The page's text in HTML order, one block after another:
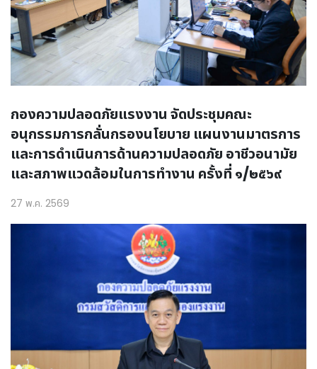
กองความปลอดภัยแรงงาน จัดประชุมคณะ
อนุกรรมการกลั่นกรองนโยบาย แผนงานมาตรการ
และการดำเนินการด้านความปลอดภัย อาชีวอนามัย
และสภาพแวดล้อมในการทำงาน ครั้งที่ ๑/๒๕๖๙
27 พ.ค. 2569